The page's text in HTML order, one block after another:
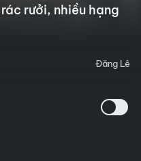
rưởi, nhiều hạng
Đăng Lê